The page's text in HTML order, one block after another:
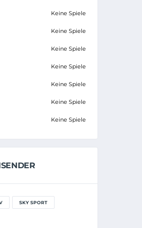
Keine Spiele
Keine Spiele
Keine Spiele
Keine Spiele
Keine Spiele
Keine Spiele
Keine Spiele
SKY SPORT